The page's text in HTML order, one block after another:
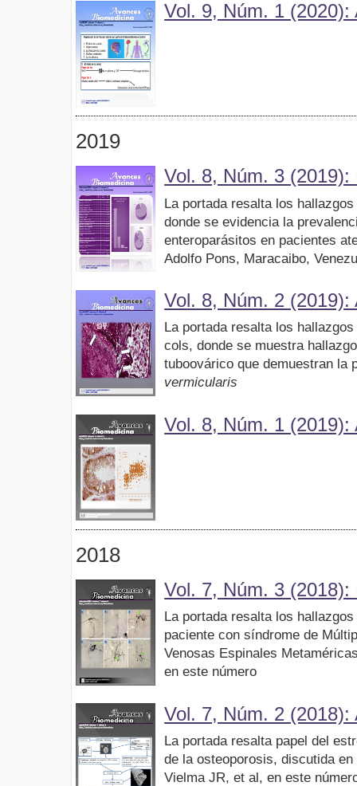
Vol. 9, Núm. 1 (2020):
2019
Vol. 8, Núm. 3 (2019):
La portada resalta los
donde se evidencia la
enteroparásitos en pacientes
Adolfo Pons, Maracaibo,
Vol. 8, Núm. 2 (2019):
La portada resalta los
cols, donde se muestra
tuboovárico que demuestran la
vermicularis
Vol. 8, Núm. 1 (2019):
2018
Vol. 7, Núm. 3 (2018):
La portada resalta los
paciente con síndrome de
Venosas Espinales
en este número
Vol. 7, Núm. 2 (2018):
La portada resalta papel del
de la osteoporosis, discutida
Vielma JR, et al, en este